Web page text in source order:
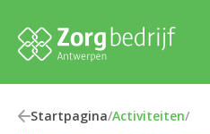
Startpagina/Activiteiten/